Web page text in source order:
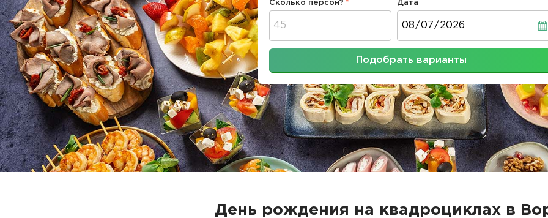
Сколько персон? Дата
Подобрать варианты
День рождения на квадроциклах в